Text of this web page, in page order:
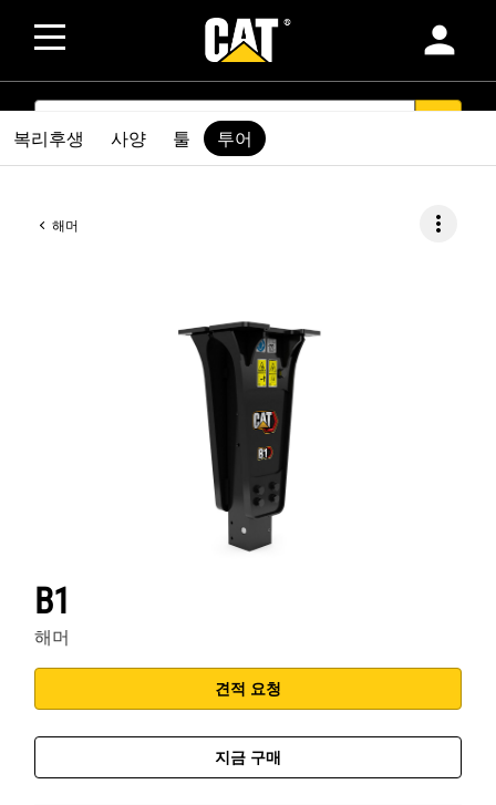
person
SEARCH
해머 more_vert
B1
해머
견적 요청
지금 구매
복리후생 사양 툴 투어